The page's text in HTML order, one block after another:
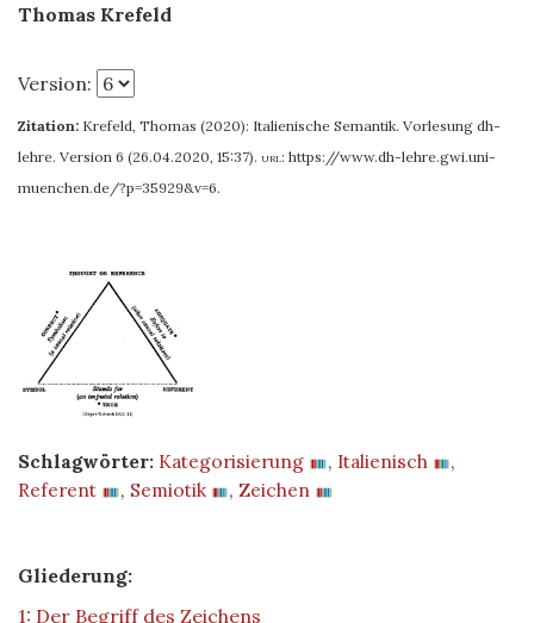
Thomas Krefeld
Version:
Zitation: Krefeld, Thomas (2020): Italienische Semantik. Vorlesung dh-
lehre. Version 6 (26.04.2020, 15:37). url: https://www.dh-lehre.gwi.uni-
muenchen.de/?p=35929&v=6.
Schlagwörter: Kategorisierung , Italienisch
,
Referent
, Semiotik ,Zeichen
Gliederung:
1: Der Begriff des Zeichens